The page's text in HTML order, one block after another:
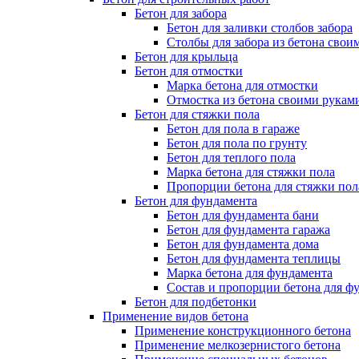
Бетон для забора
Бетон для заливки столбов забора
Столбы для забора из бетона
Бетон для крыльца
Бетон для отмостки
Марка бетона для отмостки
Отмостка из бетона своими
Бетон для стяжки пола
Бетон для пола в гараже
Бетон для пола по грунту
Бетон для теплого пола
Марка бетона для стяжки пола
Пропорции бетона для стяжки
Бетон для фундамента
Бетон для фундамента бани
Бетон для фундамента гаража
Бетон для фундамента дома
Бетон для фундамента теплицы
Марка бетона для фундамента
Состав и пропорции бетона для
Бетон для подбетонки
Применение видов бетона
Применение конструкционного бетона
Применение мелкозернистого бетона